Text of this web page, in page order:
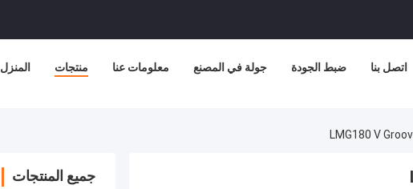
المنزل منتجات معلومات عنا جولة في المصنع ضبط الجودة اتصل بنا
جميع المنتجات